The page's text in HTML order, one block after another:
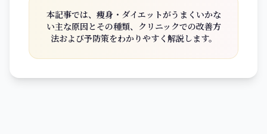
本記事では、痩身・ダイエットがうまくいかな
い主な原因とその種類、クリニックでの改善方
法および予防策をわかりやすく解説します。